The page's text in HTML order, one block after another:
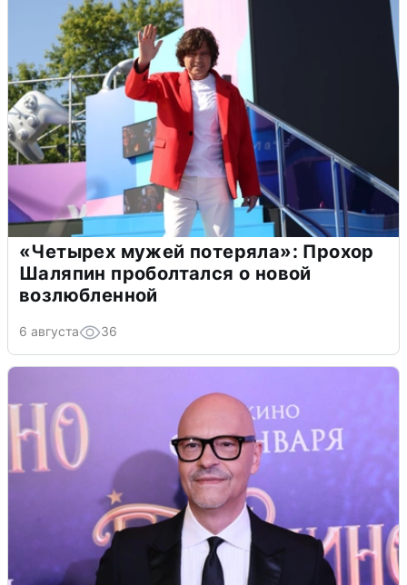
«Четырех мужей потеряла»: Прохор
Шаляпин проболтался о новой
возлюбленной
6 августа 36